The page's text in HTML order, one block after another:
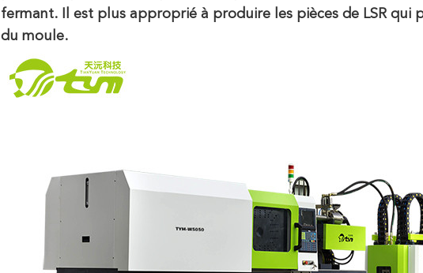
fermant. Il est plus approprié à produire les pièces de LSR qui
du moule.